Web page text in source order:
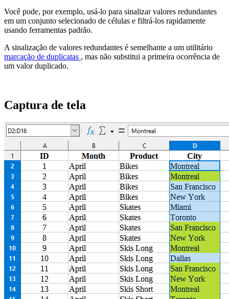
Você pode, por exemplo, usá-lo para sinalizar valores redundantes
em um conjunto selecionado de células e filtrá-los rapidamente
usando ferramentas padrão.
A sinalização de valores redundantes é semelhante a um utilitário
marcação de duplicatas , mas não substitui a primeira ocorrência de
um valor duplicado.
Captura de tela